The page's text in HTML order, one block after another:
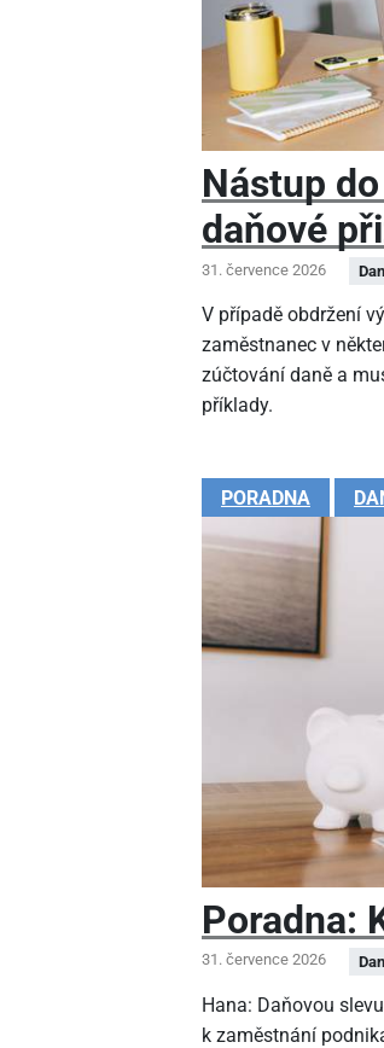
Nástup
daňové
31. července 2026
V případě obdržení
zaměstnanec v
zúčtování daně a
příklady.
PORADNA
Poradna:
31. července 2026
Hana: Daňovou
k zaměstnání